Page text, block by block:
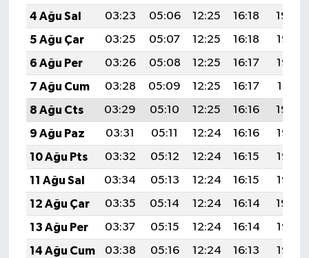
4 Ağu Sal
03:23 05:06 12:25 16:18
19:34
5 Ağu Çar
03:25 05:07 12:25 16:18
19:33
6 Ağu Per
03:26 05:08 12:25 16:17
19:32
7 Ağu Cum
03:28 05:09 12:25 16:17
19:31
8 Ağu Cts
03:29 05:10 12:25 16:16
19:29
9 Ağu Paz
03:31 05:11 12:24 16:16
19:28
10 Ağu Pts
03:32 05:12 12:24 16:15
19:27
11 Ağu Sal
03:34 05:13 12:24 16:15
19:26
12 Ağu Çar
03:35 05:14 12:24 16:14
19:24
13 Ağu Per
03:37 05:15 12:24 16:14
19:23
14 Ağu Cum
03:38 05:16 12:24 16:13
19:22